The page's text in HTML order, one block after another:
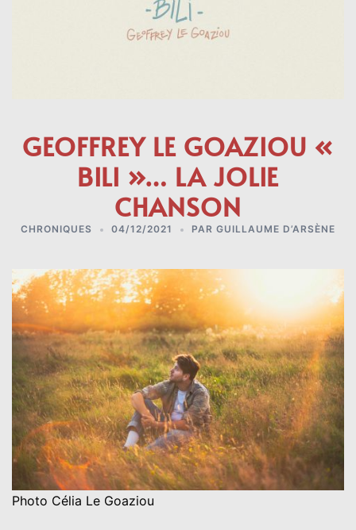
GEOFFREY LE GOAZIOU «
BILI »… LA JOLIE
CHANSON
CHRONIQUES 04/12/2021 PAR GUILLAUME D’ARSÈNE
Photo Célia Le Goaziou